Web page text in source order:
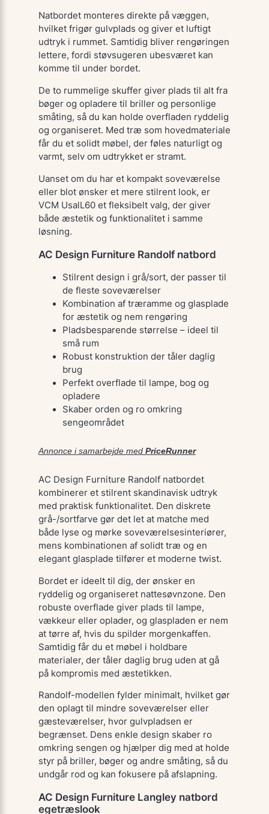
Natbordet monteres direkte på væggen,
hvilket frigør gulvplads og giver et luftigt
udtryk i rummet. Samtidig bliver rengøringen
lettere, fordi støvsugeren ubesværet kan
komme til under bordet.
De to rummelige skuffer giver plads til alt fra
bøger og opladere til briller og personlige
småting, så du kan holde overfladen ryddelig
og organiseret. Med træ som hovedmateriale
får du et solidt møbel, der føles naturligt og
varmt, selv om udtrykket er stramt.
Uanset om du har et kompakt soveværelse
eller blot ønsker et mere stilrent look, er
VCM UsalL60 et fleksibelt valg, der giver
både æstetik og funktionalitet i samme
løsning.
AC Design Furniture Randolf natbord
Stilrent design i grå/sort, der passer til
de fleste soveværelser
Kombination af træramme og glasplade
for æstetik og nem rengøring
Pladsbesparende størrelse – ideel til
små rum
Robust konstruktion der tåler daglig
brug
Perfekt overflade til lampe, bog og
opladere
Skaber orden og ro omkring
sengeområdet
Annonce i samarbejde med PriceRunner
AC Design Furniture Randolf natbordet
kombinerer et stilrent skandinavisk udtryk
med praktisk funktionalitet. Den diskrete
grå-/sortfarve gør det let at matche med
både lyse og mørke soveværelses­interiører,
mens kombinationen af solidt træ og en
elegant glasplade tilfører et moderne twist.
Bordet er ideelt til dig, der ønsker en
ryddelig og organiseret nattesøvnzone. Den
robuste overflade giver plads til lampe,
vækkeur eller oplader, og glaspladen er nem
at tørre af, hvis du spilder morgenkaffen.
Samtidig får du et møbel i holdbare
materialer, der tåler daglig brug uden at gå
på kompromis med æstetikken.
Randolf-modellen fylder minimalt, hvilket gør
den oplagt til mindre soveværelser eller
gæsteværelser, hvor gulvpladsen er
begrænset. Dens enkle design skaber ro
omkring sengen og hjælper dig med at holde
styr på briller, bøger og andre småting, så du
undgår rod og kan fokusere på afslapning.
AC Design Furniture Langley natbord
egetræslook